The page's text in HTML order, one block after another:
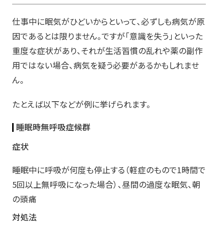
仕事中に眠気がひどいからといって、必ずしも病気が原
因であるとは限りません。ですが「意識を失う」といった
重度な症状があり、それが生活習慣の乱れや薬の副作
用ではない場合、病気を疑う必要があるかもしれませ
ん。
たとえば以下などが例に挙げられます。
睡眠時無呼吸症候群
症状
睡眠中に呼吸が何度も停止する（軽症のもので1時間で
5回以上無呼吸になった場合）、昼間の過度な眠気、朝
の頭痛
対処法